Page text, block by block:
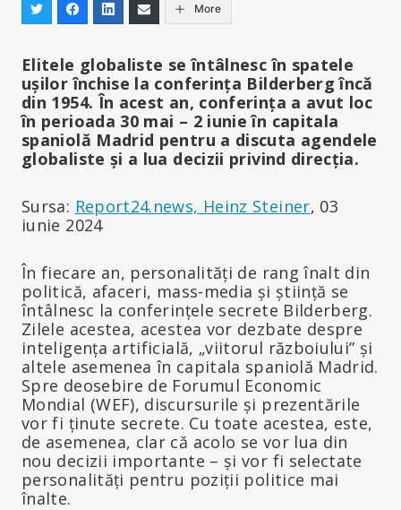
More
Elitele globaliste se întâlnesc în spatele
ușilor închise la conferința Bilderberg încă
din 1954. În acest an, conferința a avut loc
în perioada 30 mai – 2 iunie în capitala
spaniolă Madrid pentru a discuta agendele
globaliste și a lua decizii privind direcția.
Sursa: Report24.news, Heinz Steiner, 03
iunie 2024
În fiecare an, personalități de rang înalt din
politică, afaceri, mass-media și știință se
întâlnesc la conferințele secrete Bilderberg.
Zilele acestea, acestea vor dezbate despre
inteligența artificială, „viitorul războiului” și
altele asemenea în capitala spaniolă Madrid.
Spre deosebire de Forumul Economic
Mondial (WEF), discursurile și prezentările
vor fi ținute secrete. Cu toate acestea, este,
de asemenea, clar că acolo se vor lua din
nou decizii importante – și vor fi selectate
personalități pentru poziții politice mai
înalte.